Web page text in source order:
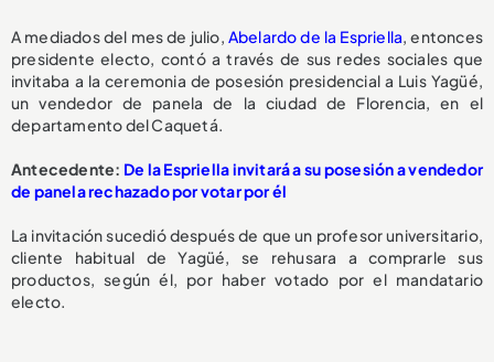
A mediados del mes de julio, Abelardo de la Espriella, entonces
presidente electo, contó a través de sus redes sociales que
invitaba a la ceremonia de posesión presidencial a Luis Yagüé,
un vendedor de panela de la ciudad de Florencia, en el
departamento del Caquetá.
Antecedente: De la Espriella invitará a su posesión a vendedor
de panela rechazado por votar por él
La invitación sucedió después de que un profesor universitario,
cliente habitual de Yagüé, se rehusara a comprarle sus
productos, según él, por haber votado por el mandatario
electo.